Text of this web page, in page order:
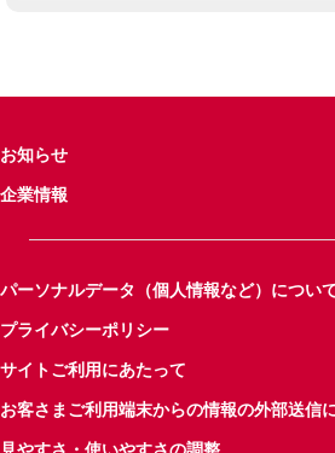
お知らせ
企業情報
パーソナルデータ（個人情報など）につい
プライバシーポリシー
サイトご利用にあたって
お客さまご利用端末からの情報の外部送信